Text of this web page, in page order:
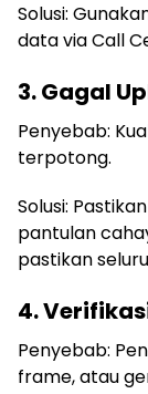
Solusi:
data via Call
3. Gagal
Penyebab:
terpotong.
Solusi:
pantulan
pastikan
4.
Penyebab:
frame, atau